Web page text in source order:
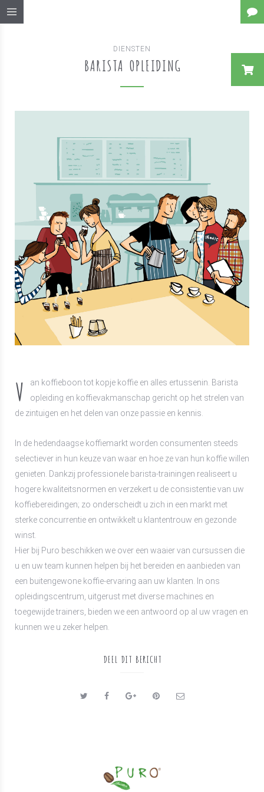
DIENSTEN
BARISTA OPLEIDING
V
an koffieboon tot kopje koffie en alles ertussenin. Barista
opleiding en koffievakmanschap gericht op het strelen van
de zintuigen en het delen van onze passie en kennis.
In de hedendaagse koffiemarkt worden consumenten steeds
selectiever in hun keuze van waar en hoe ze van hun koffie willen
genieten. Dankzij professionele barista-trainingen realiseert u
hogere kwaliteitsnormen en verzekert u de consistentie van uw
koffiebereidingen; zo onderscheidt u zich in een markt met
sterke concurrentie en ontwikkelt u klantentrouw en gezonde
winst.
Hier bij Puro beschikken we over een waaier van cursussen die
u en uw team kunnen helpen bij het bereiden en aanbieden van
een buitengewone koffie-ervaring aan uw klanten. In ons
opleidingscentrum, uitgerust met diverse machines en
toegewijde trainers, bieden we een antwoord op al uw vragen en
kunnen we u zeker helpen.
DEEL DIT BERICHT